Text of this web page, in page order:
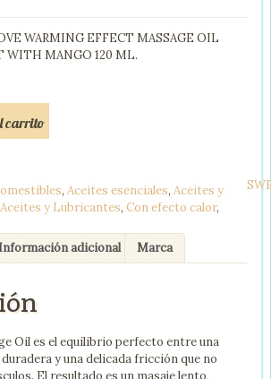
WARMING EFFECT MASSAGE OIL
WITH MANGO 120 ML.
carrito
, Aceites esenciales, Aceites y
Aceites y Lubricantes, Con efecto calor,
adicional Marca
Oil es el equilibrio perfecto entre una
y una delicada fricción que no